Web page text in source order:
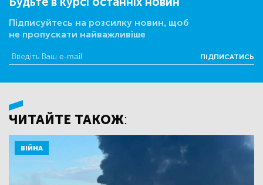
Підписуйтесь на розсилку новин, щоб
не пропускати найважливіше
ПІДПИСАТИСЬ
ЧИТАЙТЕ ТАКОЖ:
ВІЙНА